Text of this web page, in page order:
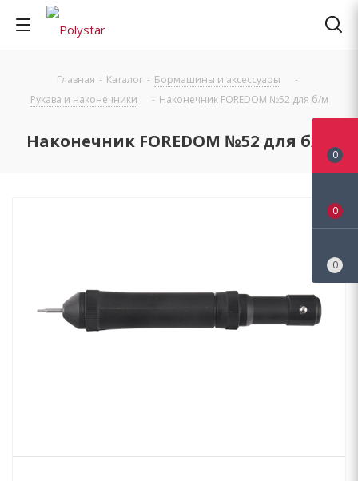
Главная - Каталог - Бормашины и аксессуары
-
Рукава и наконечники
- Наконечник FOREDOM №52 для б/м
Наконечник FOREDOM №52 для б/м
0
0
0